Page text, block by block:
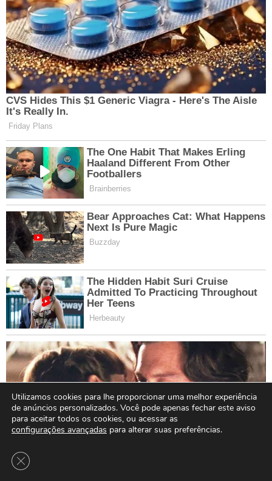
Utilizamos cookies para lhe proporcionar uma melhor experiência
de anúncios personalizados. Você pode apenas fechar este aviso
para aceitar todos os cookies, ou acessar as
configurações avançadas para alterar suas preferências.
Close GDPR Cookie Banner